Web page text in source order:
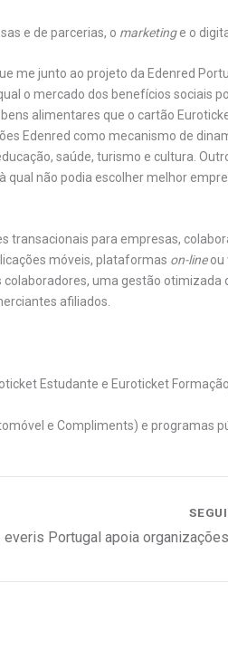
e de parcerias, o marketinge o
me junto ao projeto da Edenred
o mercado dos benefícios sociais
alimentares que o cartão
Edenred como mecanismo de
saúde, turismo e cultura.
não podia escolher melhor
transacionais para empresas,
móveis, plataformas on-lineou
uma gestão otimizada
afiliados.
Estudante e Euroticket
e Compliments) e programas